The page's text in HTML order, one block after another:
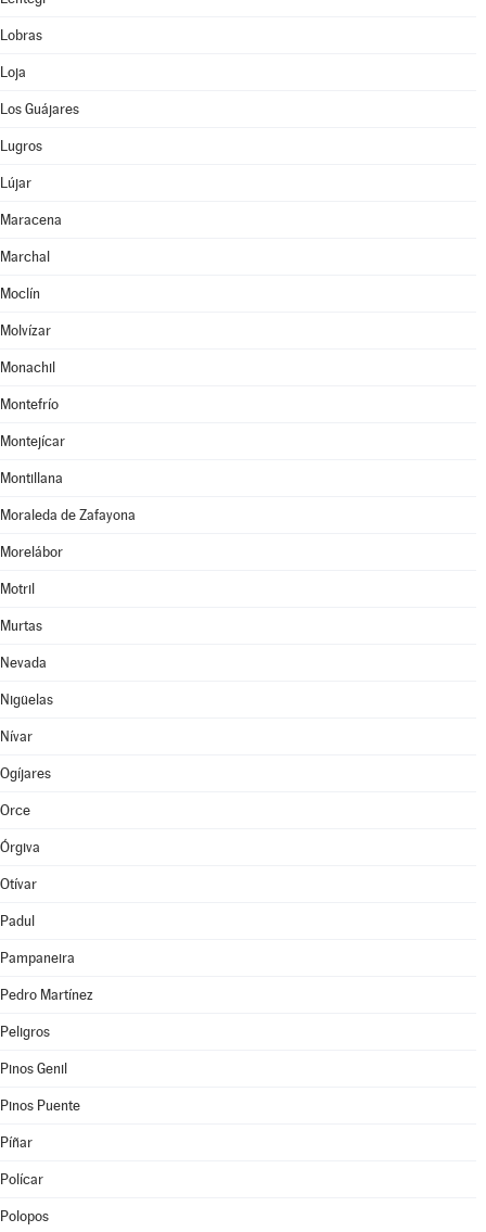
Lobras
Loja
Los Guájares
Lugros
Lújar
Maracena
Marchal
Moclín
Molvízar
Monachil
Montefrío
Montejícar
Montillana
Moraleda de Zafayona
Morelábor
Motril
Murtas
Nevada
Nigüelas
Nívar
Ogíjares
Orce
Órgiva
Otívar
Padul
Pampaneira
Pedro Martínez
Peligros
Pinos Genil
Pinos Puente
Píñar
Polícar
Polopos